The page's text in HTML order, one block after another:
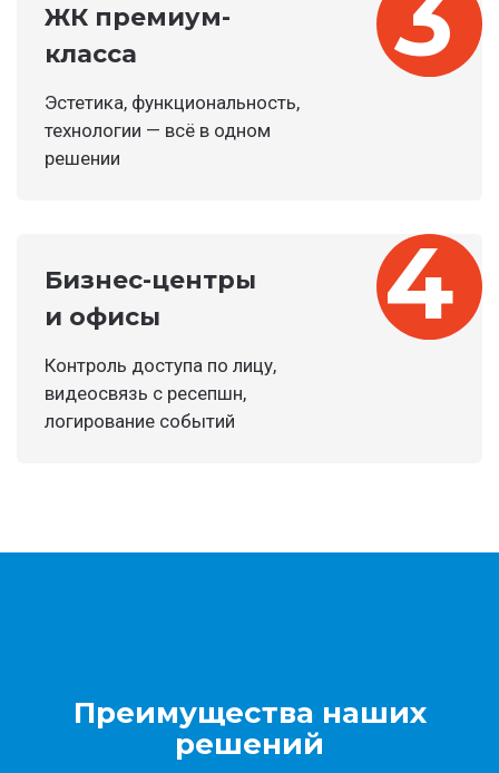
ЖК премиум-
класса
Эстетика, функциональность,
технологии — всё в одном
решении
Бизнес-центры
и офисы
Контроль доступа по лицу,
видеосвязь с ресепшн,
логирование событий
Преимущества наших
решений